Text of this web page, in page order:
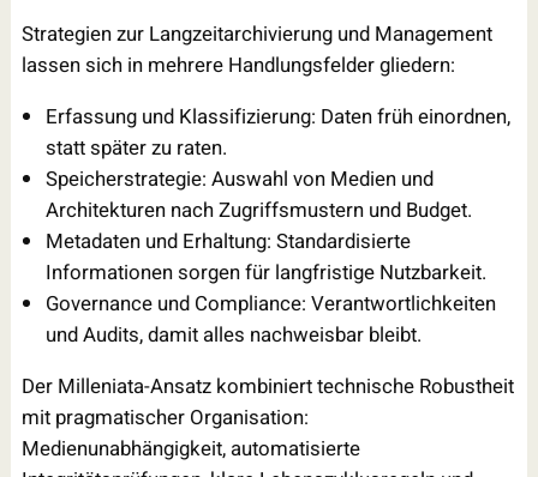
Strategien zur Langzeitarchivierung und Management
lassen sich in mehrere Handlungsfelder gliedern:
Erfassung und Klassifizierung: Daten früh einordnen,
statt später zu raten.
Speicherstrategie: Auswahl von Medien und
Architekturen nach Zugriffsmustern und Budget.
Metadaten und Erhaltung: Standardisierte
Informationen sorgen für langfristige Nutzbarkeit.
Governance und Compliance: Verantwortlichkeiten
und Audits, damit alles nachweisbar bleibt.
Der Milleniata-Ansatz kombiniert technische Robustheit
mit pragmatischer Organisation:
Medienunabhängigkeit, automatisierte